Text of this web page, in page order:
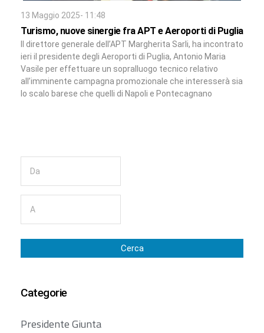
13 Maggio 2025- 11:48
Turismo, nuove sinergie fra APT e Aeroporti di Puglia
Il direttore generale dell’APT Margherita Sarli, ha incontrato
ieri il presidente degli Aeroporti di Puglia, Antonio Maria
Vasile per effettuare un sopralluogo tecnico relativo
all’imminente campagna promozionale che interesserà sia
lo scalo barese che quelli di Napoli e Pontecagnano
Cerca
Categorie
Presidente Giunta